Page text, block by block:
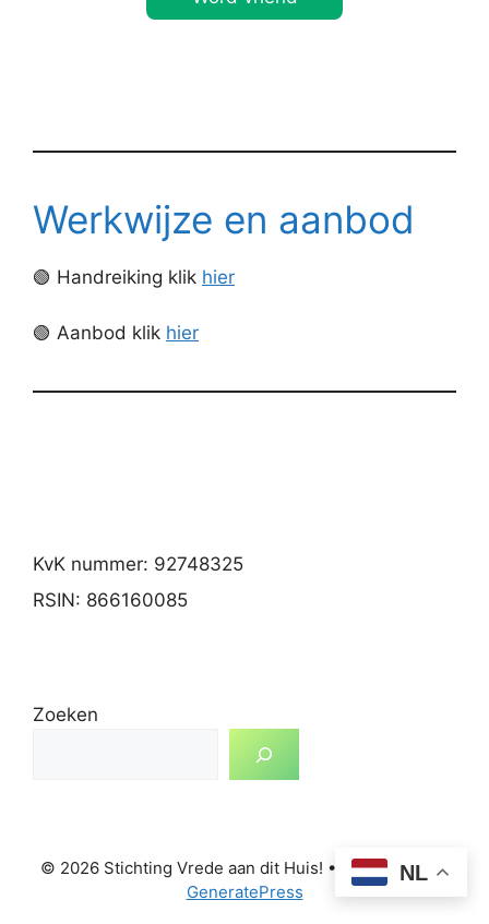
Werkwijze en aanbod
🟢 Handreiking klik hier
🟢 Aanbod klik hier
KvK nummer: 92748325
RSIN: 866160085
Zoeken
© 2026 Stichting Vrede aan dit Huis! • Gebouwd met
GeneratePress
NL